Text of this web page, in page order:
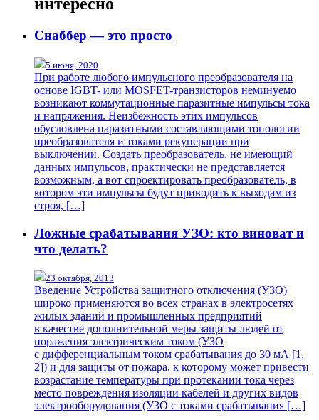
интересно
Снаббер — это просто
5 июня, 2020
При работе любого импульсного преобразователя на
основе IGBT- или MOSFET-транзисторов неминуемо
возникают коммутационные паразитные импульсы тока
и напряжения. Неизбежность этих импульсов
обусловлена паразитными составляющими топологии
преобразователя и токами рекуперации при
выключении. Создать преобразователь, не имеющий
данных импульсов, практически не представляется
возможным, а вот спроектировать преобразователь, в
котором эти импульсы будут приводить к выходам из
строя, […]
Ложные срабатывания УЗО: кто виноват и
что делать?
23 октября, 2013
Введение Устройства защитного отключения (УЗО)
широко применяются во всех странах в электросетях
жилых зданий и промышленных предприятий
в качестве дополнительной меры защиты людей от
поражения электрическим током (УЗО
с дифференциальным током срабатывания до 30 мА [1,
2]) и для защиты от пожара, к которому может привести
возрастание температуры при протекании тока через
место повреждения изоляции кабелей и других видов
электрооборудования (УЗО с токами срабатывания […]